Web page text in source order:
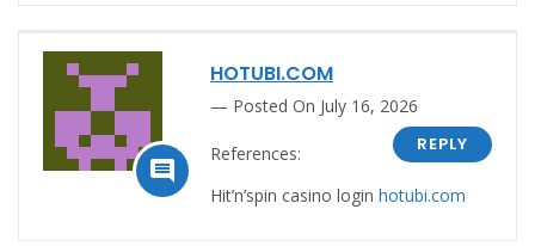

HOTUBI.COM
Posted On July 16, 2026
REPLY
References:
Hit’n’spin casino login hotubi.com